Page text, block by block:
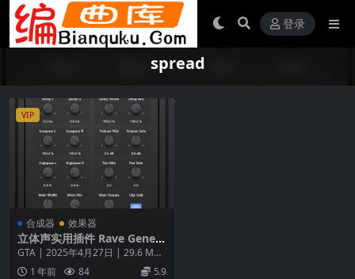
登录
spread
VIP
合成器 效果器
立体声实用插件 Rave Genera
tion Sonic Spread v1.0.0 WI
N MAC UNPACKED-GTA
GTA | 2025年4月27日 | 29.6 MB
欢迎使用 Sonic Sp...
1 年前 84 5.9